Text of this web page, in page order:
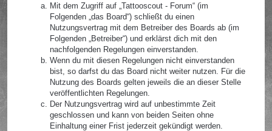
Mit dem Zugriff auf „Tattooscout - Forum“ (im
Folgenden „das Board“) schließt du einen
Nutzungsvertrag mit dem Betreiber des Boards ab (im
Folgenden „Betreiber“) und erklärst dich mit den
nachfolgenden Regelungen einverstanden.
Wenn du mit diesen Regelungen nicht einverstanden
bist, so darfst du das Board nicht weiter nutzen. Für die
Nutzung des Boards gelten jeweils die an dieser Stelle
veröffentlichten Regelungen.
Der Nutzungsvertrag wird auf unbestimmte Zeit
geschlossen und kann von beiden Seiten ohne
Einhaltung einer Frist jederzeit gekündigt werden.